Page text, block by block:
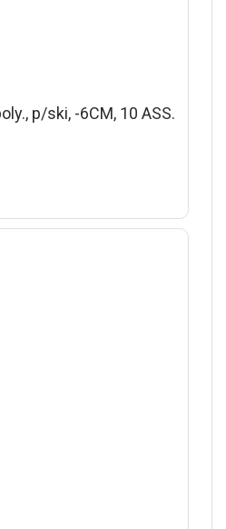
p/ski, -6CM, 10 ASS.